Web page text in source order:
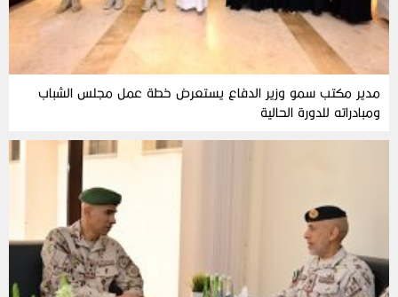
مدير مكتب سمو وزير الدفاع يستعرض خطة عمل مجلس الشباب
ومبادراته للدورة الحالية